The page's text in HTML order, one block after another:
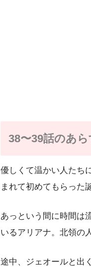
38〜39話のあら
優しくて温かい人たち
まれて初めてもらった
あっという間に時間は
いるアリアナ。北領の
途中、ジェオールと出